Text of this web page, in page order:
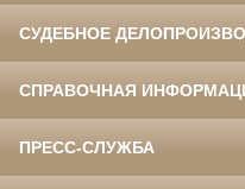
СУДЕБНОЕ
СПРАВОЧНАЯ
ПРЕСС-СЛУЖБА